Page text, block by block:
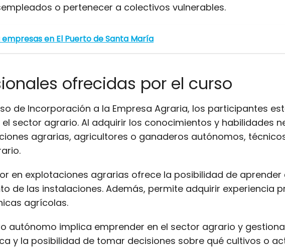
o pertenecer a colectivos vulnerables.
en El Puerto de Santa María
ofrecidas por el curso
de Incorporación a la Empresa Agraria, los participantes
sector agrario. Al adquirir los conocimientos y habilidades
agrarias, agricultores o ganaderos autónomos,
en explotaciones agrarias ofrece la posibilidad de
de las instalaciones. Además, permite adquirir
agrícolas.
autónomo implica emprender en el sector agrario y
y la posibilidad de tomar decisiones sobre qué cultivos o